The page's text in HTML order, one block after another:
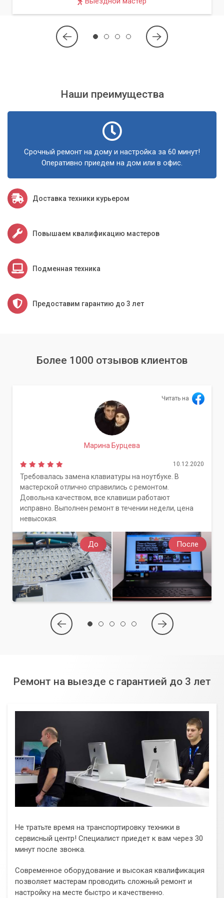
Как мы работаем?
Мы проведемтщательную диагностикувашего
компьютера, чтобы выявить "слабые" места и определить,
специалисты обладают глубокими знаниями и
апгрейда. Мы используем только качественные
комплектующие от проверенных поставщиков, гарантируя
надежность и долговечность вашего обновленного
компьютера.
Не откладывайте решение проблем с медленным
компьютером. Обратитесь в сервисный центр
«Компьютерный Мастер», и мы поможем вам вернуть
вашему устройству былую мощь, оптимизировав его
Наши преимущества
Срочный ремонт на дому и настройка за 60 минут!
Оперативно приедем на дом или в офис.
Доставка техники курьером
Повышаем квалификацию мастеров
Подменная техника
Предоставим гарантию до 3 лет
Более 1000 отзывов клиентов
До После
Читать на
Марина Бурцева
10.12.2020
Требовалась замена клавиатуры на ноутбуке. В
мастерской отлично справились с ремонтом.
Довольна качеством, все клавиши работают
исправно. Выполнен ремонт в течении недели, цена
невысокая.
Ремонт на выезде с гарантией до 3 лет
Не тратьте время на транспортировку техники в
сервисный центр! Специалист приедет к вам через 30
минут после звонка.
Современное оборудование и высокая квалификация
позволяет мастерам проводить сложный ремонт и
настройку на месте быстро и качественно.